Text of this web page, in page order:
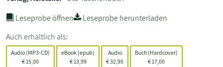
Leseprobe öffnen
Leseprobe herunterladen
Auch erhältlich als:
Audio (MP3-CD)
€ 15,00
eBook (epub)
€13,99
Audio
€32,95
Buch (Hardcover)
€ 17,00